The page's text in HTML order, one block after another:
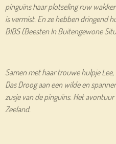
pinguïns haar plotseling ruw
is vermist. En ze hebben dringend
BIBS (Beesten In Buitengewone
Samen met haar trouwe hulpje
Das Droog aan een wilde en
zusje van de pinguïns. Het
Zeeland.